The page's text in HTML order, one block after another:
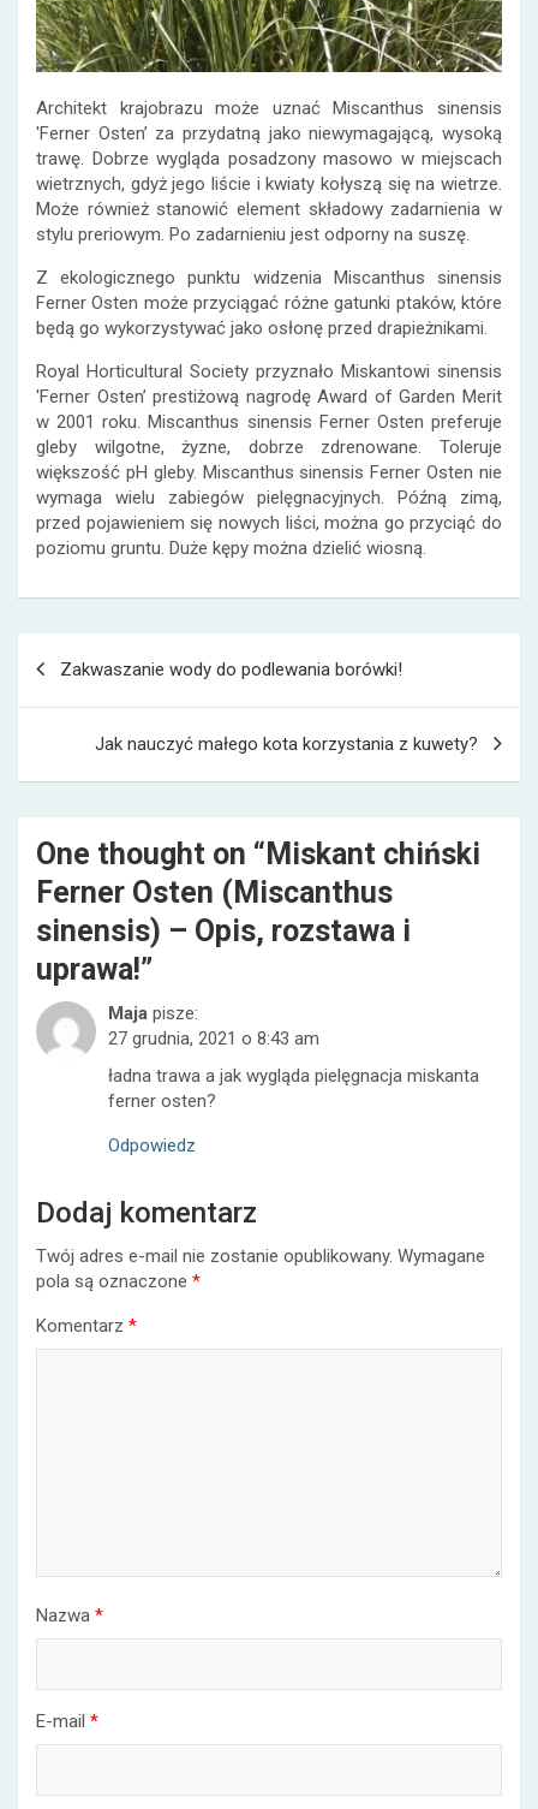
Architekt krajobrazu może uznać Miscanthus sinensis
'Ferner Osten’ za przydatną jako niewymagającą, wysoką
trawę. Dobrze wygląda posadzony masowo w miejscach
wietrznych, gdyż jego liście i kwiaty kołyszą się na wietrze.
Może również stanowić element składowy zadarnienia w
stylu preriowym. Po zadarnieniu jest odporny na suszę.
Z ekologicznego punktu widzenia Miscanthus sinensis
Ferner Osten może przyciągać różne gatunki ptaków, które
będą go wykorzystywać jako osłonę przed drapieżnikami.
Royal Horticultural Society przyznało Miskantowi sinensis
'Ferner Osten’ prestiżową nagrodę Award of Garden Merit
w 2001 roku. Miscanthus sinensis Ferner Osten preferuje
gleby wilgotne, żyzne, dobrze zdrenowane. Toleruje
większość pH gleby. Miscanthus sinensis Ferner Osten nie
wymaga wielu zabiegów pielęgnacyjnych. Późną zimą,
przed pojawieniem się nowych liści, można go przyciąć do
poziomu gruntu. Duże kępy można dzielić wiosną.
Zakwaszanie wody do podlewania borówki!
Jak nauczyć małego kota korzystania z kuwety?
One thought on “ Miskant chiński
Ferner Osten (Miscanthus
sinensis) – Opis, rozstawa i
uprawa!”
Maja pisze:
27 grudnia, 2021 o 8:43 am
ładna trawa a jak wygląda pielęgnacja miskanta
ferner osten?
Odpowiedz
Dodaj komentarz
Twój adres e-mail nie zostanie opublikowany. Wymagane
pola są oznaczone *
Komentarz *
Nazwa *
E-mail *